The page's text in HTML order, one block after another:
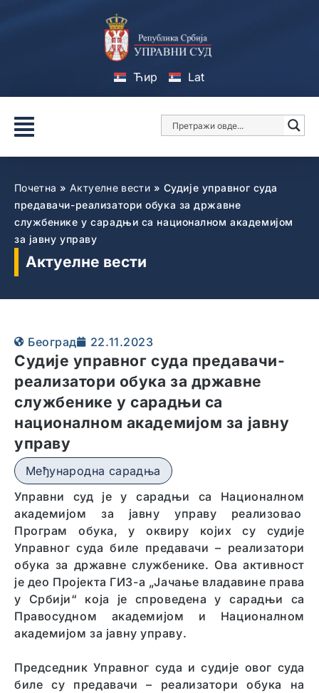
Ћир Lat
Почетна » Актуелне вести » Судије управног суда
предавачи-реализатори обука за државне
службенике у сарадњи са националном академијом
за јавну управу
Актуелне вести
Београд 22.11.2023
Судије управног суда предавачи-
реализатори обука за државне
службенике у сарадњи са
националном академијом за јавну
управу
Међународна сарадња
Управни суд је у сарадњи са Националном
академијом за јавну управу реализовао
Програм обука, у оквиру којих су судије
Управног суда биле предавачи – реализатори
обука за државне службенике. Ова активност
је део Пројекта ГИЗ-а „Јачање владавине права
у Србији“ која је спроведена у сарадњи са
Правосудном академијом и Националном
академијом за јавну управу.
Председник Управног суда и судије овог суда
биле су предавачи – реализатори обука на